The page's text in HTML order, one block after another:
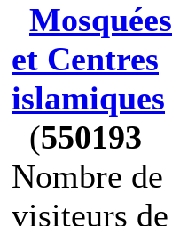
Mosquées
et Centres
islamiques
(550193
Nombre de
visiteurs de